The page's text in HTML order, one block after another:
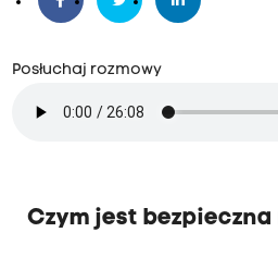
Posłuchaj rozmowy
Czym jest